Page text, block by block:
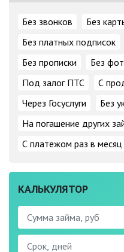
Без звонков Без
Без платных подписок
Без прописки
Без
Под залог ПТС
С
Через Госуслуги
Без
На погашение других
С платежом раз в месяц
КАЛЬКУЛЯТОР